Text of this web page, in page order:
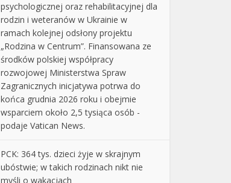
psychologicznej oraz rehabilitacyjnej dla
rodzin i weteranów w Ukrainie w
ramach kolejnej odsłony projektu
„Rodzina w Centrum”. Finansowana ze
środków polskiej współpracy
rozwojowej Ministerstwa Spraw
Zagranicznych inicjatywa potrwa do
końca grudnia 2026 roku i obejmie
wsparciem około 2,5 tysiąca osób -
podaje Vatican News.
PCK: 364 tys. dzieci żyje w skrajnym
ubóstwie; w takich rodzinach nikt nie
myśli o wakacjach